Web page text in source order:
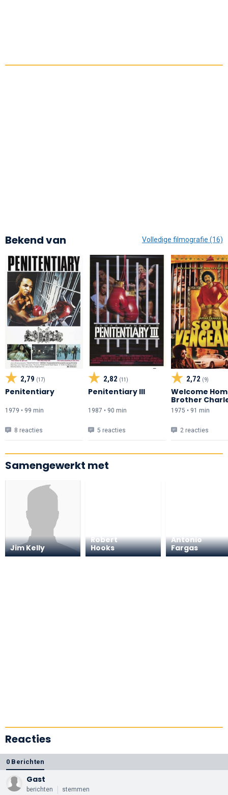
Bekend van Volledige filmografie (16)
2,79 (17)
Penitentiary
1979 • 99 min
8 reacties
2,82 (11)
Penitentiary III
1987 • 90 min
5 reacties
2,72 (9)
Welcome
Brother
1975 • 91 min
2 reacties
Samengewerkt met
Jim Kelly
Robert
Hooks
Antonio
Fargas
Reacties
0 Berichten
Gast
berichten stemmen